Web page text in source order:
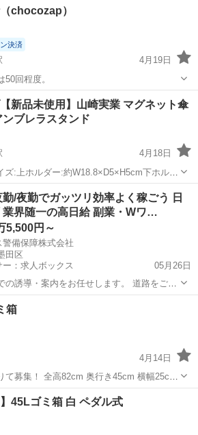
chocozap）
決済
4月19日
回程度。
駅 その他 体重計
新品未使用】山崎実業 マグネット傘
アンブレラスタンド
4月18日
:上ホルダー:約W18.8×D5×H5cm下ホルダ
表示:上下ホルダー:ABS樹脂マグネット 商
下ホルダー:約200g 耐荷重:...
駅 その他 マグネット
/夜勤でガッツリ効率よく稼ごう 日
業界随一の高日給 副業・Wワ…
5,500円～
警備保障株式会社
田区
ー：求人ボックス
05月26日
の誘導・案内をお任せします。 道路をご利
が安全に安心して通行するために適切に誘
は直行直帰OKです! <未経験でも安心!!> 丁
を...
箱
4月14日
て募集！ 全高82cm 奥行き45cm 横幅25cm
い 上段16.5cmくらい 他の出品も纏
優先します。
その他 奥行き
【美品】45Lゴミ箱 白 ペダル式